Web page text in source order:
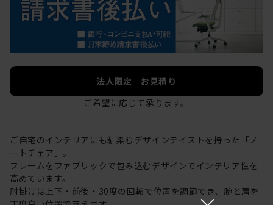
法人限定 お見積り
ご希望に応じて承ります。
ご自宅のインテリアにも馴染むデザインテイストを持った「ノ
ートチェア」。
フレームをファブリックで包み込むデザインでインテリア性を
高めています。
肘掛けは上下・前後・30度の回転で位置を調節でき、腕と肩を